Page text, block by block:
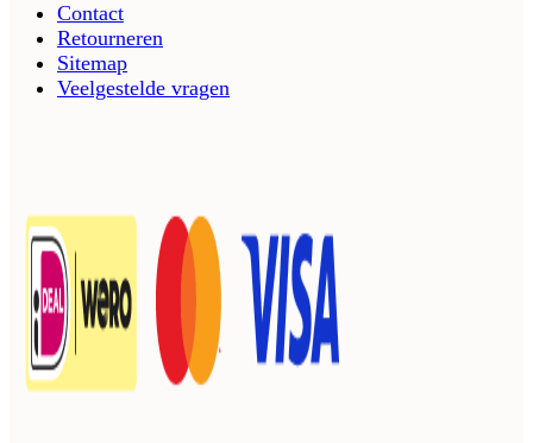
Contact
Retourneren
Sitemap
Veelgestelde vragen